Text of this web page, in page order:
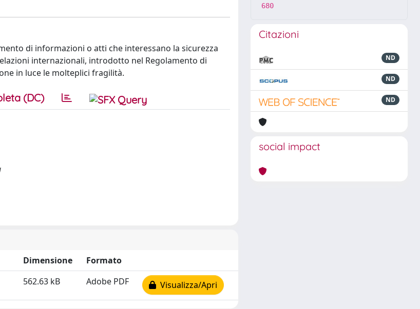
di informazioni o atti che interessano la sicurezza
internazionali, introdotto nel Regolamento di
in luce le molteplici fragilità.
(DC)
Dimensione
Formato
562.63 kB Adobe PDF Visualizza/Apri
680
Citazioni
ND
ND
ND
social impact